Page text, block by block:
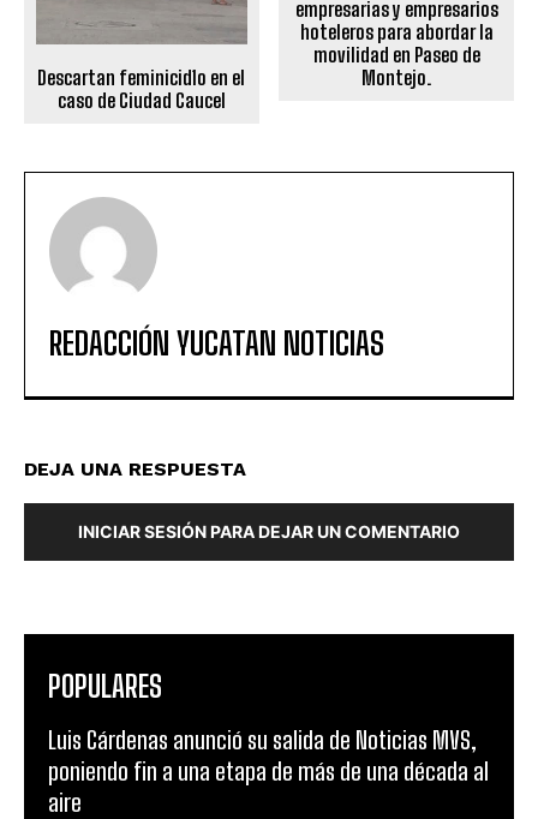
Descartan feminicid1o en el
caso de Ciudad Caucel
empresarias y empresarios
hoteleros para abordar la
movilidad en Paseo de
Montejo.
REDACCIÓN YUCATAN NOTICIAS
DEJA UNA RESPUESTA
INICIAR SESIÓN PARA DEJAR UN COMENTARIO
POPULARES
Luis Cárdenas anunció su salida de Noticias MVS,
poniendo fin a una etapa de más de una década al
aire